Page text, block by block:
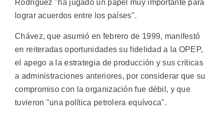
Rodríguez "ha jugado un papel muy importante para
lograr acuerdos entre los países".
Chávez, que asumió en febrero de 1999, manifestó
en reiteradas oportunidades su fidelidad a la OPEP,
el apego a la estrategia de producción y sus críticas
a administraciones anteriores, por considerar que su
compromiso con la organización fue débil, y que
tuvieron "una política petrolera equívoca".